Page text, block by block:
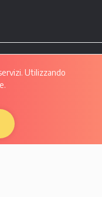
| P.IVA: 10133550961 |
i.v.
Utilizzando